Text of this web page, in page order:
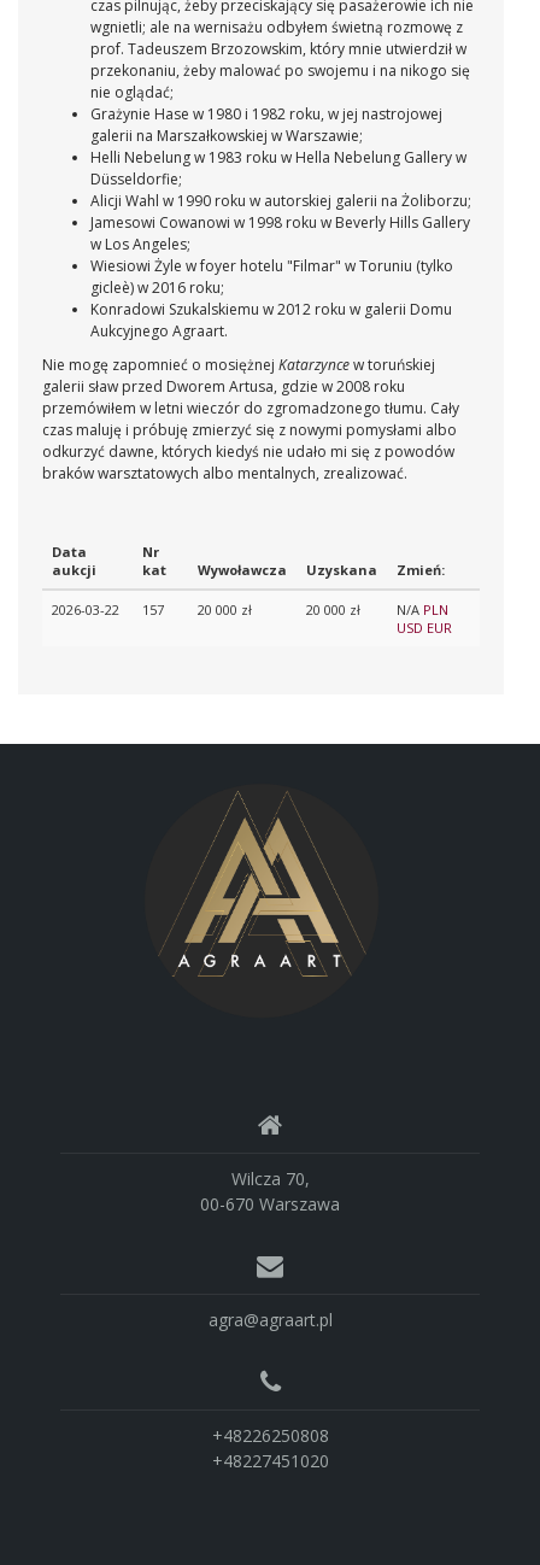
czas pilnując, żeby przeciskający się pasażerowie ich nie
wgnietli; ale na wernisażu odbyłem świetną rozmowę z
prof. Tadeuszem Brzozowskim, który mnie utwierdził w
przekonaniu, żeby malować po swojemu i na nikogo się
nie oglądać;
Grażynie Hase w 1980 i 1982 roku, w jej nastrojowej
galerii na Marszałkowskiej w Warszawie;
Helli Nebelung w 1983 roku w Hella Nebelung Gallery w
Düsseldorfie;
Alicji Wahl w 1990 roku w autorskiej galerii na Żoliborzu;
Jamesowi Cowanowi w 1998 roku w Beverly Hills Gallery
w Los Angeles;
Wiesiowi Żyle w foyer hotelu "Filmar" w Toruniu (tylko
gicleè) w 2016 roku;
Konradowi Szukalskiemu w 2012 roku w galerii Domu
Aukcyjnego Agraart.
Nie mogę zapomnieć o mosiężnej Katarzyncew toruńskiej
galerii sław przed Dworem Artusa, gdzie w 2008 roku
przemówiłem w letni wieczór do zgromadzonego tłumu. Cały
czas maluję i próbuję zmierzyć się z nowymi pomysłami albo
odkurzyć dawne, których kiedyś nie udało mi się z powodów
braków warsztatowych albo mentalnych, zrealizować.
Data
aukcji
Nr
kat
Wywoławcza Uzyskana Zmień:
2026-03-22 157 20 000 zł 20 000 zł N/A PLN
USD EUR
Wilcza 70,
00-670 Warszawa
agra@agraart.pl
+48226250808
+48227451020